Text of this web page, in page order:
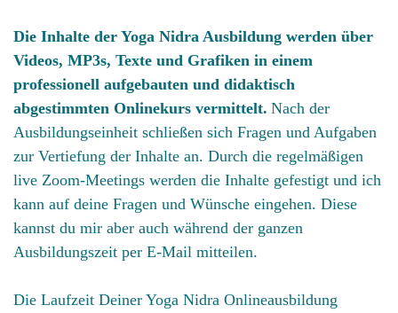
Die Inhalte der Yoga Nidra Ausbildung werden über
Videos, MP3s, Texte und Grafiken in einem
professionell aufgebauten und didaktisch
abgestimmten Onlinekurs vermittelt. Nach der
Ausbildungseinheit schließen sich Fragen und Aufgaben
zur Vertiefung der Inhalte an. Durch die regelmäßigen
live Zoom-Meetings werden die Inhalte gefestigt und ich
kann auf deine Fragen und Wünsche eingehen. Diese
kannst du mir aber auch während der ganzen
Ausbildungszeit per E-Mail mitteilen.
Die Laufzeit Deiner Yoga Nidra Onlineausbildung